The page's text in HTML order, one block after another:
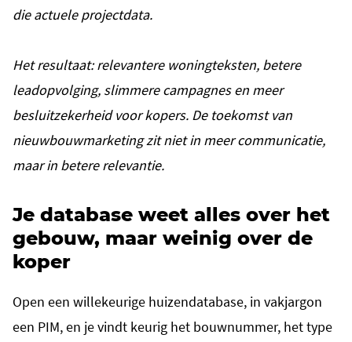
die actuele projectdata.
Het resultaat: relevantere woningteksten, betere
leadopvolging, slimmere campagnes en meer
besluitzekerheid voor kopers. De toekomst van
nieuwbouwmarketing zit niet in meer communicatie,
maar in betere relevantie.
Je database weet alles over het
gebouw, maar weinig over de
koper
Open een willekeurige huizendatabase, in vakjargon
een PIM, en je vindt keurig het bouwnummer, het type